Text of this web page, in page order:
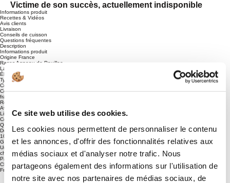
Ce site web utilise des cookies.
Les cookies nous permettent de personnaliser le contenu
et les annonces, d'offrir des fonctionnalités relatives aux
médias sociaux et d'analyser notre trafic. Nous
partageons également des informations sur l'utilisation de
notre site avec nos partenaires de médias sociaux, de
Victime de son succès, actuellement indisponible
Informations produit
Recettes & Vidéos
Avis clients
Livraison
Conseils de cuisson
Questions fréquentes
Description
Informations produit
Origine France
Races Agneau de Pauillac
Labels de qualité
Élevage
Elevage en bergerie et Nourriture essentiellement lactée
Type(s) de cuisson(s)
Conditionnement
ConservationA conserver entre 0 et 4 degrés jusqu'à la date indiquée sur le sous-vide. Viande
fraiche que vous pouvez congeler, si vous le souhaitez.
Recettes & Vidéos
Avis clients
Livraison
Conseils de cuisson
Questions fréquentes
Description
100% Viandes d’Exception
Garantie
Un vrai contact humain à
chaque commande
Paiement rapide et sécurisé
Chaîne du froid garantie
France et Belgique